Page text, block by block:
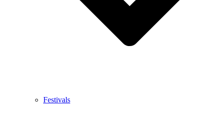
Festivals